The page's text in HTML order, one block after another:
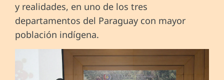
y realidades, en uno de los tres
departamentos del Paraguay con mayor
población indígena.